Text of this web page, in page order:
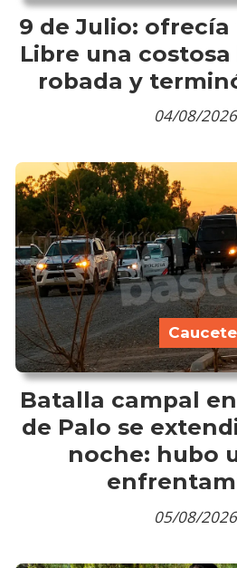
9 de Julio:
Libre una
robada y
04/08/2026
Batalla campal
de Palo se
noche: hubo
Caucete
05/08/2026